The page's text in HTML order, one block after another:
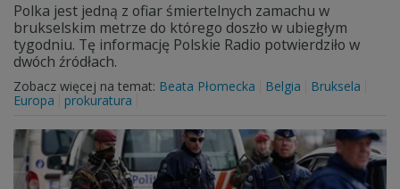
Polka jest jedną z ofiar śmiertelnych zamachu w
brukselskim metrze do którego doszło w ubiegłym
tygodniu. Tę informację Polskie Radio potwierdziło w
dwóch źródłach.
Zobacz więcej na temat: Beata Płomecka Belgia
Bruksela
Europa
prokuratura